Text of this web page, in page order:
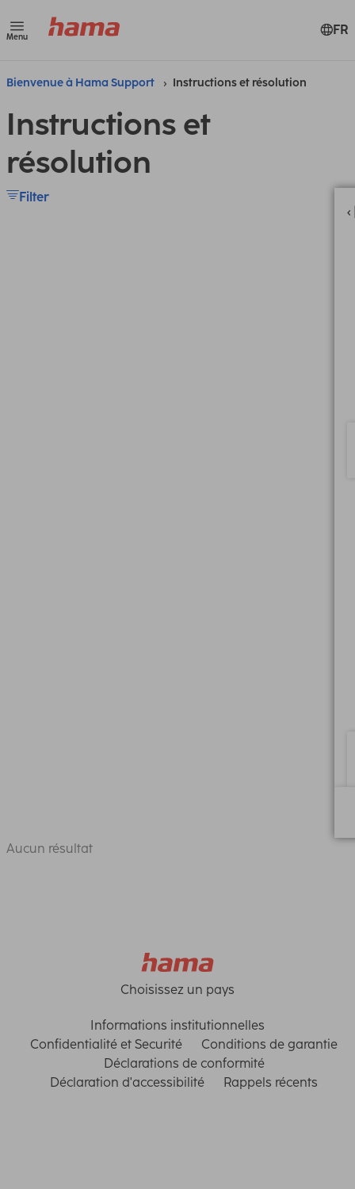
Menu FR
Bienvenue à Hama Support Instructions et résolution
Instructions et
résolution
Filter
Aucun résultat
Choisissez un pays
Informations institutionnelles
Confidentialité et Securité
Conditions de garantie
Déclarations de conformité
Déclaration d'accessibilité
Rappels récents